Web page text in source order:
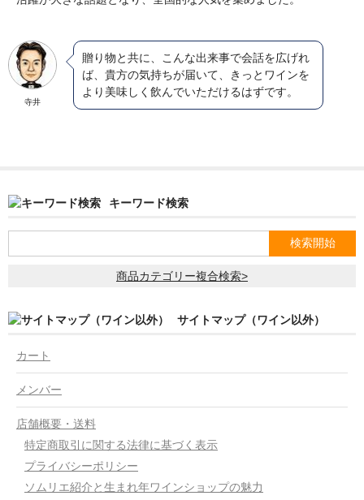
寺井
贈り物と共に、こんな出来事で会話を広げれ
ば、貴方の気持ちが届いて、きっとワインを
より美味しく飲んでいただけるはずです。
キーワード検索
商品カテゴリー複合検索>
サイトマップ（ワイン以外）
カート
メンバー
店舗概要・送料
特定商取引に関する法律に基づく表示
プライバシーポリシー
ソムリエ紹介と生まれ年ワインショップの魅力